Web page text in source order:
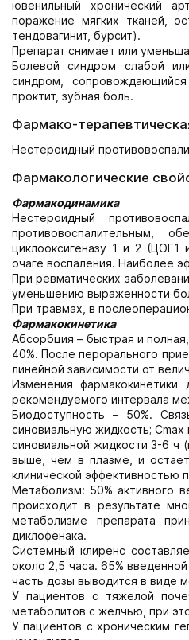
ювенильный хронический
поражение мягких тканей,
тендовагинит, бурсит).
Препарат снимает или
Болевой синдром слабой
синдром, сопровождающийся
проктит, зубная боль.
Фармако-
Нестероидный
Фармакологические
Фармакодинамика
Нестероидный
противовоспалительным,
циклооксигеназу 1 и 2 (ЦОГ1
очаге воспаления. Наиболее
При ревматических
уменьшению выраженности
При травмах, в
Фармакокинетика
Абсорбция – быстрая и
40%. После перорального
линейной зависимости от
Изменения
рекомендуемого интервала
Биодоступность – 50%.
синовиальную жидкость;
синовиальной жидкости 3-6 ч
выше, чем в плазме, и
клинической эффективностью
Метаболизм: 50% активного
происходит в результате
метаболизме препарата
диклофенака.
Системный клиренс
около 2,5 часа. 65%
часть дозы выводится в виде
У пациентов с тяжелой
метаболитов с желчью, при
У пациентов с хроническим